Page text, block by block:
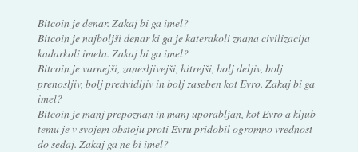
Bitcoin je denar. Zakaj bi ga imel?
Bitcoin je najboljši denar ki ga je katerakoli znana civilizacija
kadarkoli imela. Zakaj bi ga imel?
Bitcoin je varnejši, zanesljivejši, hitrejši, bolj deljiv, bolj
prenosljiv, bolj predvidljiv in bolj zaseben kot Evro. Zakaj bi ga
imel?
Bitcoin je manj prepoznan in manj uporabljan, kot Evro a kljub
temu je v svojem obstoju proti Evru pridobil ogromno vrednost
do sedaj. Zakaj ga ne bi imel?